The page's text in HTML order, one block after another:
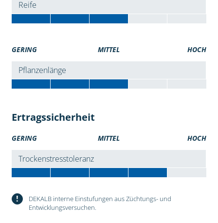
Reife
GERING MITTEL HOCH
Pflanzenlänge
Ertragssicherheit
GERING MITTEL HOCH
Trockenstresstoleranz
!
DEKALB interne Einstufungen aus Züchtungs- und
Entwicklungsversuchen.